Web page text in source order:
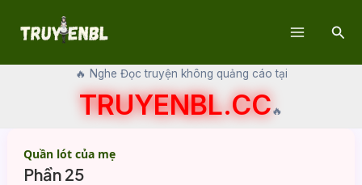
🔥 Nghe Đọc truyện không quảng cáo tại
TRUYENBL.CC🔥
Quần lót của mẹ
Phần 25